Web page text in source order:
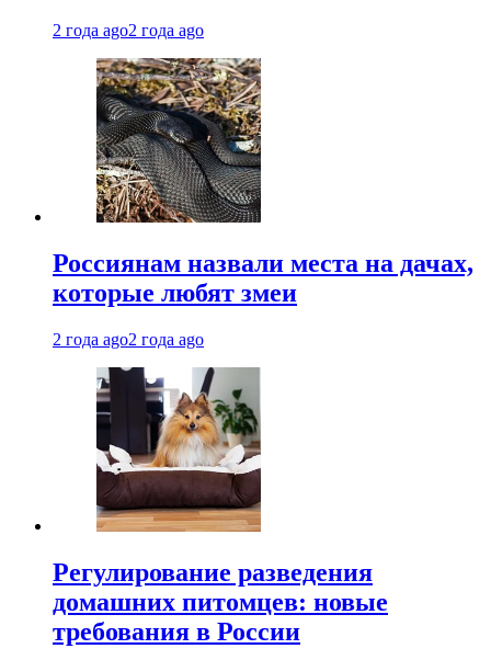
2 года ago2 года ago
Россиянам назвали места на дачах,
которые любят змеи
2 года ago2 года ago
Регулирование разведения
домашних питомцев: новые
требования в России